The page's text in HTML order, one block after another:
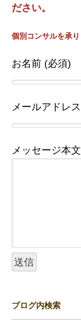
ださい。
個別コンサルを承り
お名前 (必須)
メールアドレ
メッセージ本
ブログ内検索